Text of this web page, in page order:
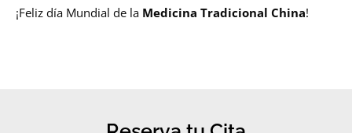
¡Feliz día Mundial de la Medicina Tradicional China!